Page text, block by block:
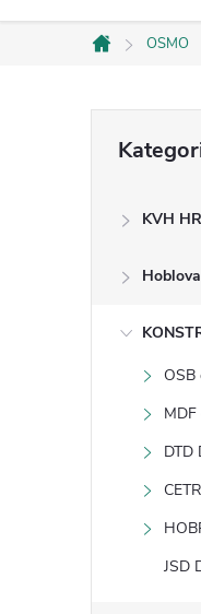
Domů
OSMO
kategorie
KVH
OSB
DTD
JSD